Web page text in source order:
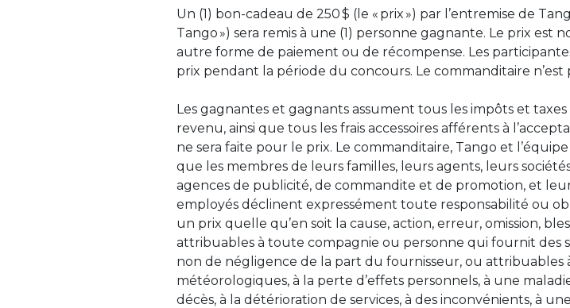
Un (1) bon-cadeau de 250 $ (le « prix ») par l’entremise de
Tango ») sera remis à une (1) personne gagnante. Le prix
autre forme de paiement ou de récompense. Les
prix pendant la période du concours. Le commanditaire
Les gagnantes et gagnants assument tous les impôts et
revenu, ainsi que tous les frais accessoires afférents à
ne sera faite pour le prix. Le commanditaire, Tango et
que les membres de leurs familles, leurs agents, leurs
agences de publicité, de commandite et de promotion, et
employés déclinent expressément toute responsabilité ou
un prix quelle qu’en soit la cause, action, erreur, omission,
attribuables à toute compagnie ou personne qui fournit des
non de négligence de la part du fournisseur, ou attribuables
météorologiques, à la perte d’effets personnels, à une
décès, à la détérioration de services, à des inconvénients, à